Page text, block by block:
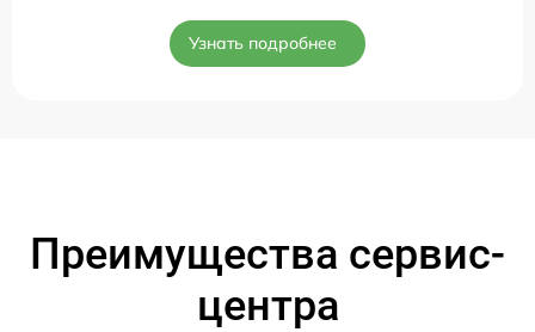
Узнать подробнее
Преимущества сервис-
центра